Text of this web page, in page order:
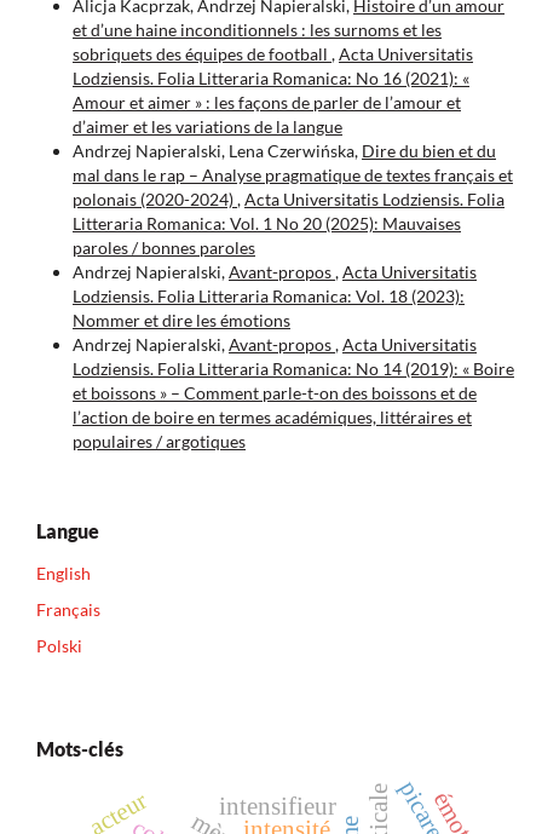
Alicja Kacprzak, Andrzej Napieralski, Histoire d’un amour
et d’une haine inconditionnels : les surnoms et les
sobriquets des équipes de football ,Acta Universitatis
Lodziensis. Folia Litteraria Romanica: No 16 (2021): «
Amour et aimer » : les façons de parler de l’amour et
d’aimer et les variations de la langue
Andrzej Napieralski, Lena Czerwińska, Dire du bien et du
mal dans le rap – Analyse pragmatique de textes français et
polonais (2020-2024),Acta Universitatis Lodziensis. Folia
Litteraria Romanica: Vol. 1 No 20 (2025): Mauvaises
paroles / bonnes paroles
Andrzej Napieralski,Avant-propos,Acta Universitatis
Lodziensis. Folia Litteraria Romanica: Vol. 18 (2023):
Nommer et dire les émotions
Andrzej Napieralski,Avant-propos,Acta Universitatis
Lodziensis. Folia Litteraria Romanica: No 14 (2019): « Boire
et boissons » – Comment parle-t-on des boissons et de
l’action de boire en termes académiques, littéraires et
populaires / argotiques
Langue
English
Français
Polski
Mots-clés
intensifieur
acteur